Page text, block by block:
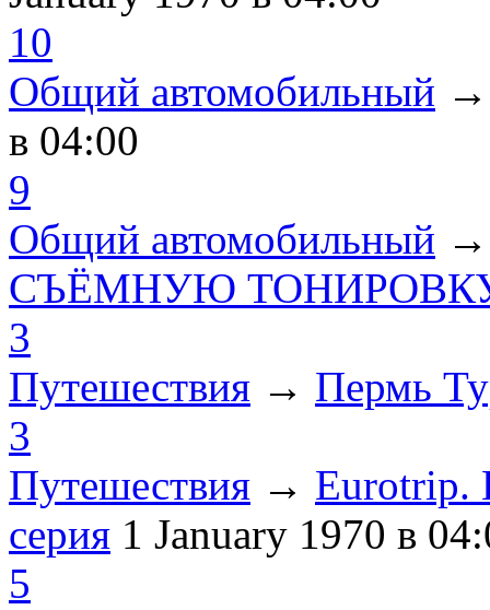
10
Общий автомобильный
в 04:00
9
Общий автомобильный
СЪЁМНУЮ
3
Путешествия → Пермь
3
Путешествия → Eurotrip.
серия 1 January 1970 в
5